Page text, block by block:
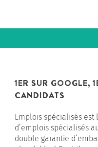
1ER SUR GOOGLE,
CANDIDATS
Emplois spécialisés est
d’emplois spécialisés
double garantie